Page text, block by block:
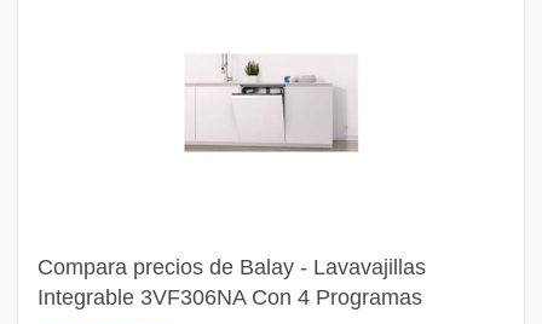
Compara precios de Balay - Lavavajillas
Integrable 3VF306NA Con 4 Programas